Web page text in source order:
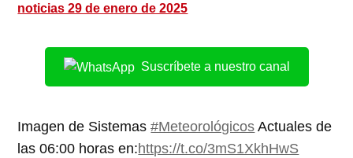
noticias 29 de enero de 2025
Suscríbete a nuestro canal
Imagen de Sistemas#Meteorológicos Actuales de
las 06:00 horas en:https://t.co/3mS1XkhHwS